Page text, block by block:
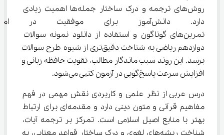
روش‌های ترجمه و درک ساختار جمله‌ها اهمیت زیادی
دارد. دانش‌آموز برای موفقیت
تمرین‌های گوناگون و استفاده از دانلود نمونه سوالات
دوازدهم ریاضی به شناخت دقیق‌تری از شیوه طرح سوالات
برسد. این روند سبب ماندگار مطالب، تقویت حافظه زبانی و
افزایش سرعت پاسخ‌گویی در آزمون کتبی می‌شود.
درس عربی از نظر علمی و کاربردی نقش مهمی در فهم
مفاهیم قرآنی و متون دینی دارد و مقدمه‌ای برای ارتباط
بهتر با منابع اصیل اسلامی است. تمرکز بر ترجمه آیات،